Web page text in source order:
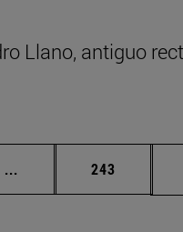
Llano, antiguo
... Páginas intermedias
Página
243